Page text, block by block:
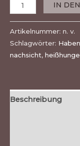
IN
Artikelnummer: n. v.
Schlagwörter:
nachsicht,
Beschreibung